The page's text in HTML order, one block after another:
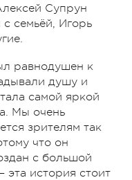
Супрун
семьёй, Игорь
равнодушен к
душу и
самой яркой
Мы очень
зрителям так
что он
с большой
история стоит